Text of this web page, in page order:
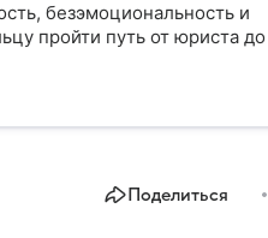
безэмоциональность и
пройти путь от юриста до
Поделиться